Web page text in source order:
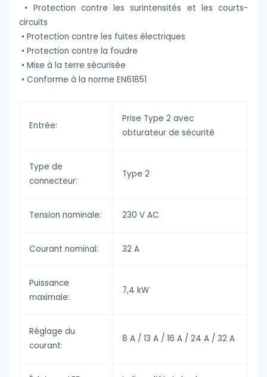
• Protection contre les surintensités et les courts-
circuits
• Protection contre les fuites électriques
• Protection contre la foudre
• Mise à la terre sécurisée
• Conforme à la norme EN61851
Entrée:
Prise Type 2 avec
obturateur de sécurité
Type de
connecteur:
Type 2
Tension nominale: 230 V AC
Courant nominal: 32 A
Puissance
maximale:
7,4 kW
Réglage du
courant:
8 A / 13 A / 16 A / 24 A / 32 A